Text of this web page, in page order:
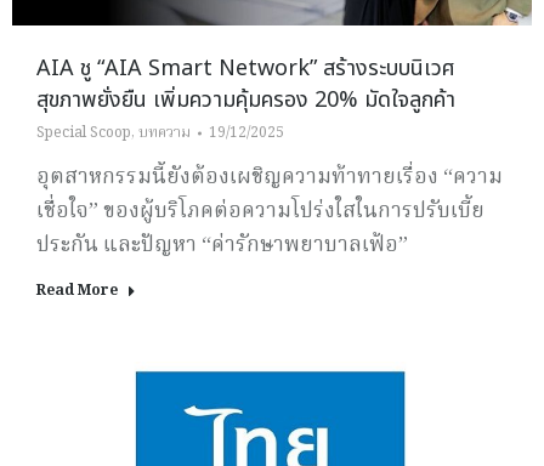
AIA ชู “AIA Smart Network” สร้างระบบนิเวศ
สุขภาพยั่งยืน เพิ่มความคุ้มครอง 20% มัดใจลูกค้า
Special Scoop, บทความ 19/12/2025
อุตสาหกรรมนี้ยังต้องเผชิญความท้าทายเรื่อง “ความ
เชื่อใจ” ของผู้บริโภคต่อความโปร่งใสในการปรับเบี้ย
ประกัน และปัญหา “ค่ารักษาพยาบาลเฟ้อ”
Read More